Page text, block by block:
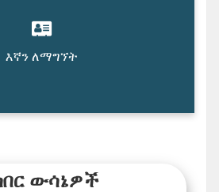
እኛን ለማግኘት
ውሳኔዎች